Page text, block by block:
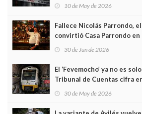
edificio y las cámaras
10 de May de 2026
Fallece Nicolás Parrondo,
convirtió Casa Parrondo en
Asturias en Madrid
30 de Jun de 2026
El ‘Fevemocho’ ya no es
Tribunal de Cuentas cifra
sobrecoste de los trenes
30 de May de 2026